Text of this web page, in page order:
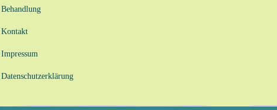
Behandlung
Kontakt
Impressum
Datenschutzerklärung